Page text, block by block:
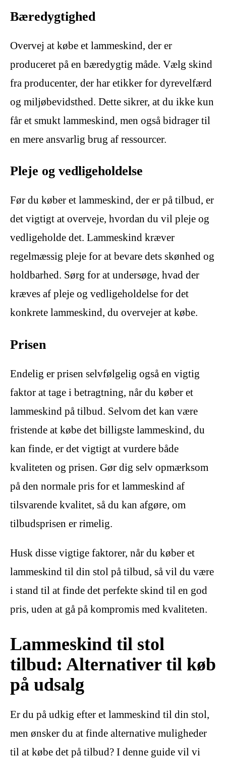
Bæredygtighed
Overvej at købe et lammeskind, der er
produceret på en bæredygtig måde. Vælg skind
fra producenter, der har etikker for dyrevelfærd
og miljøbevidsthed. Dette sikrer, at du ikke kun
får et smukt lammeskind, men også bidrager til
en mere ansvarlig brug af ressourcer.
Pleje og vedligeholdelse
Før du køber et lammeskind, der er på tilbud, er
det vigtigt at overveje, hvordan du vil pleje og
vedligeholde det. Lammeskind kræver
regelmæssig pleje for at bevare dets skønhed og
holdbarhed. Sørg for at undersøge, hvad der
kræves af pleje og vedligeholdelse for det
konkrete lammeskind, du overvejer at købe.
Prisen
Endelig er prisen selvfølgelig også en vigtig
faktor at tage i betragtning, når du køber et
lammeskind på tilbud. Selvom det kan være
fristende at købe det billigste lammeskind, du
kan finde, er det vigtigt at vurdere både
kvaliteten og prisen. Gør dig selv opmærksom
på den normale pris for et lammeskind af
tilsvarende kvalitet, så du kan afgøre, om
tilbudsprisen er rimelig.
Husk disse vigtige faktorer, når du køber et
lammeskind til din stol på tilbud, så vil du være
i stand til at finde det perfekte skind til en god
pris, uden at gå på kompromis med kvaliteten.
Lammeskind til stol
tilbud: Alternativer til køb
på udsalg
Er du på udkig efter et lammeskind til din stol,
men ønsker du at finde alternative muligheder
til at købe det på tilbud? I denne guide vil vi